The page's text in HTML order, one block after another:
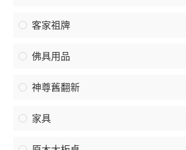
客家祖牌
佛具用品
神尊舊翻新
家具